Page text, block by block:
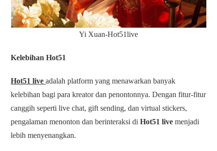
Yi Xuan-Hot51live
Kelebihan Hot51
Hot51 liveadalah platform yang menawarkan banyak
kelebihan bagi para kreator dan penontonnya. Dengan fitur-fitur
canggih seperti live chat, gift sending, dan virtual stickers,
pengalaman menonton dan berinteraksi diHot51 live menjadi
lebih menyenangkan.